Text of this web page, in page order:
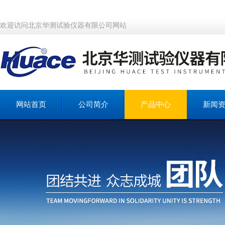
欢迎访问北京华测试验仪器有限公司网站
网站首页 公司简介 产品中心 新闻